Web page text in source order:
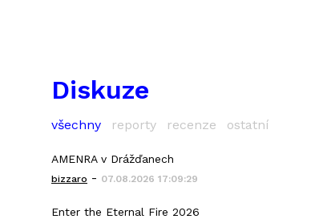
Diskuze
všechny reporty recenze ostatní
AMENRA v Drážďanech
bizzaro - 07.08.2026 17:09:29
Enter the Eternal Fire 2026